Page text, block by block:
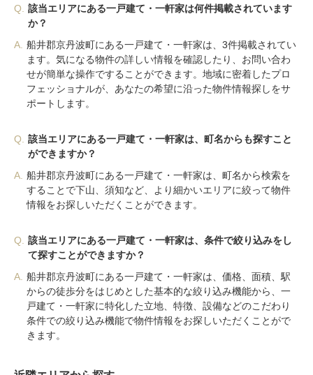
Q.
該当エリアにある一戸建て・一軒家は何件掲載されています
か？
A. 船井郡京丹波町にある一戸建て・一軒家は、3件掲載されてい
ます。気になる物件の詳しい情報を確認したり、お問い合わ
せが簡単な操作ですることができます。地域に密着したプロ
フェッショナルが、あなたの希望に沿った物件情報探しをサ
ポートします。
Q.
該当エリアにある一戸建て・一軒家は、町名からも探すこと
ができますか？
A. 船井郡京丹波町にある一戸建て・一軒家は、町名から検索を
することで下山、須知など、より細かいエリアに絞って物件
情報をお探しいただくことができます。
Q.
該当エリアにある一戸建て・一軒家は、条件で絞り込みをし
て探すことができますか？
A. 船井郡京丹波町にある一戸建て・一軒家は、価格、面積、駅
からの徒歩分をはじめとした基本的な絞り込み機能から、一
戸建て・一軒家に特化した立地、特徴、設備などのこだわり
条件での絞り込み機能で物件情報をお探しいただくことがで
きます。